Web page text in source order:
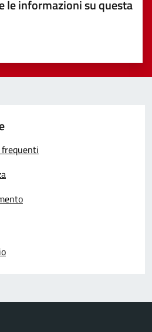
le informazioni su questa
stelle su 5
su 5
5
frequenti